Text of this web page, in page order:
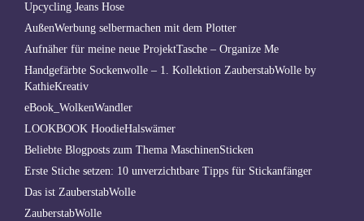
Upcycling Jeans Hose
AußenWerbung selbermachen mit dem Plotter
Aufnäher für meine neue ProjektTasche – Organize Me
Handgefärbte Sockenwolle – 1. Kollektion ZauberstabWolle by
KathieKreativ
eBook_WolkenWandler
LOOKBOOK HoodieHalswämer
Beliebte Blogposts zum Thema MaschinenSticken
Erste Stiche setzen: 10 unverzichtbare Tipps für Stickanfänger
Das ist ZauberstabWolle
ZauberstabWolle